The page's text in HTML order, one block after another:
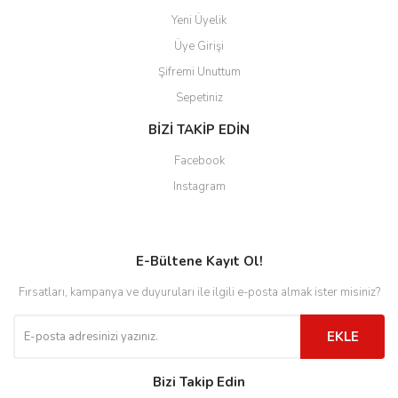
Yeni Üyelik
Üye Girişi
Şifremi Unuttum
Sepetiniz
BİZİ TAKİP EDİN
Facebook
Instagram
E-Bültene Kayıt Ol!
Fırsatları, kampanya ve duyuruları ile ilgili e-posta almak ister misiniz?
EKLE
Bizi Takip Edin